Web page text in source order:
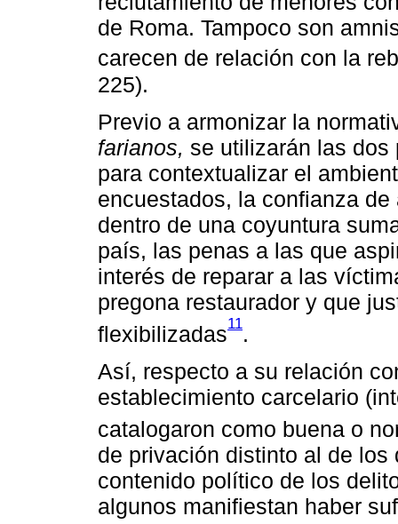
de Roma. Tampoco son
carecen de relación con la
225).
Previo a armonizar la
farianos, se utilizarán las
para contextualizar el
encuestados, la confianza
dentro de una coyuntura
país, las penas a las que
interés de reparar a las
pregona restaurador y que
flexibilizadas11.
Así, respecto a su relación
establecimiento carcelario
catalogaron como buena o
de privación distinto al de
contenido político de los
algunos manifiestan haber